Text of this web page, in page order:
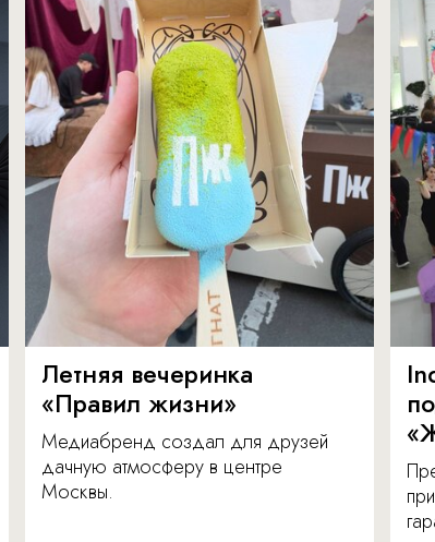
Летняя вечеринка
«Правил жизни»
Медиабренд создал для друзей
дачную атмосферу в центре
Москвы.